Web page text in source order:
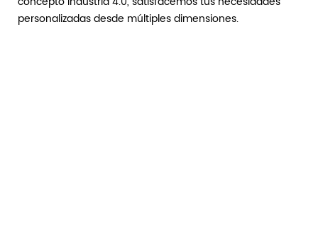
personalizadas desde múltiples dimensiones.